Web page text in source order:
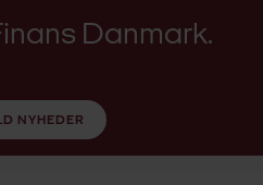
Danmark.
NYHEDER